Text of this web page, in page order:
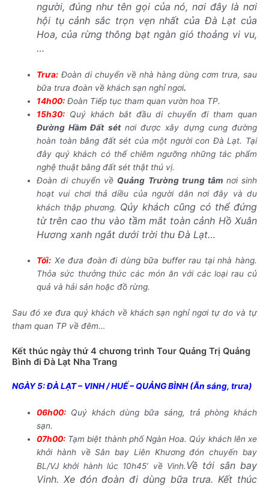
người, đúng như tên gọi của nó, nơi đây là nơi
hội tụ cảnh sắc trọn vẹn nhất của Đà Lạt của
Hoa, của rừng thông bạt ngàn gió thoảng vi vu,
…
Trưa: Đoàn di chuyển về nhà hàng dùng cơm trưa, sau
bữa trưa đoàn về khách sạn nghỉ ngơi.
14h00: Đoàn Tiếp tục tham quan vườn hoa TP.
15h30: Quý khách bắt đầu di chuyển đi tham quan
Đường Hầm Đất sétnơi được xây dựng cung đường
hoàn toàn bằng đất sét của một người con Đà Lạt. Tại
đây quý khách có thể chiêm ngưỡng những tác phẩm
nghệ thuật bằng đất sét thật thú vị.
Đoàn di chuyển về Quảng Trường trung tâmnơi sinh
hoạt vui chơi thả diều của người dân nơi đây và du
khách thập phương. Qúy khách cũng có thể đứng
từ trên cao thu vào tầm mắt toàn cảnh Hồ Xuân
Hương xanh ngắt dưới trời thu Đà Lạt…
Tối: Xe đưa đoàn đi dùng bữa buffer rau tại nhà hàng.
Thỏa sức thưởng thức các món ăn với các loại rau củ
quả và hải sản hoặc đồ rừng.
Sau đó xe đưa quý khách về khách sạn nghỉ ngơi tự do và tự
tham quan TP về đêm…
Kết thúc ngày thứ 4 chương trình Tour Quảng Trị Quảng
Bình đi Đà Lạt Nha Trang
NGÀY 5: ĐÀ LẠT – VINH / HUẾ – QUẢNG BÌNH (Ăn sáng, trưa)
06h00: Quý khách dùng bữa sáng, trả phòng khách
sạn.
07h00: Tạm biệt thành phố Ngàn Hoa. Qúy khách lên xe
khởi hành về Sân bay Liên Khương đón chuyến bay
BL/VJ khởi hành lúc 10h45’ về Vinh.Về tới sân bay
Vinh. Xe đón đoàn đi dùng bữa trưa. Kết thúc